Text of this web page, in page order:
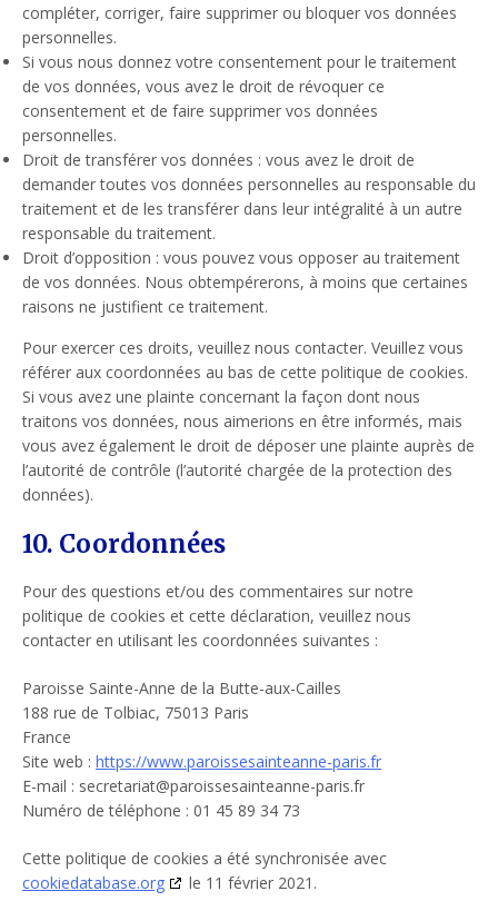
compléter, corriger, faire supprimer ou bloquer vos données
personnelles.
Si vous nous donnez votre consentement pour le traitement
de vos données, vous avez le droit de révoquer ce
consentement et de faire supprimer vos données
personnelles.
Droit de transférer vos données : vous avez le droit de
demander toutes vos données personnelles au responsable du
traitement et de les transférer dans leur intégralité à un autre
responsable du traitement.
Droit d’opposition : vous pouvez vous opposer au traitement
de vos données. Nous obtempérerons, à moins que certaines
raisons ne justifient ce traitement.
Pour exercer ces droits, veuillez nous contacter. Veuillez vous
référer aux coordonnées au bas de cette politique de cookies.
Si vous avez une plainte concernant la façon dont nous
traitons vos données, nous aimerions en être informés, mais
vous avez également le droit de déposer une plainte auprès de
l’autorité de contrôle (l’autorité chargée de la protection des
données).
10. Coordonnées
Pour des questions et/ou des commentaires sur notre
politique de cookies et cette déclaration, veuillez nous
contacter en utilisant les coordonnées suivantes :
Paroisse Sainte-Anne de la Butte-aux-Cailles
188 rue de Tolbiac, 75013 Paris
France
Site web : https://www.paroissesainteanne-paris.fr
E-mail : secretariat@paroissesainteanne-paris.fr
Numéro de téléphone : 01 45 89 34 73
Cette politique de cookies a été synchronisée avec
cookiedatabase.org
le 11 février 2021.